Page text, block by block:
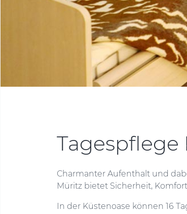
Tagespflege
Charmanter Aufenthalt und
Müritz bietet Sicherheit,
In der Küstenoase können 16